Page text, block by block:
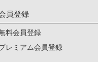
員登録
料会員登録
レミアム会員登録